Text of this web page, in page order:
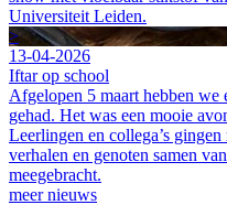
Universiteit Leiden.
>
13-04-2026
Iftar op school
Afgelopen 5 maart hebben we
gehad. Het was een mooie
Leerlingen en collega’s
verhalen en genoten samen
meegebracht.
meer nieuws